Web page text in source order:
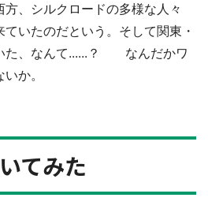
、シルクロードの多様な人々
いたのだという。そして関東・
た、なんて......？ なんだかワ
か。
てみた